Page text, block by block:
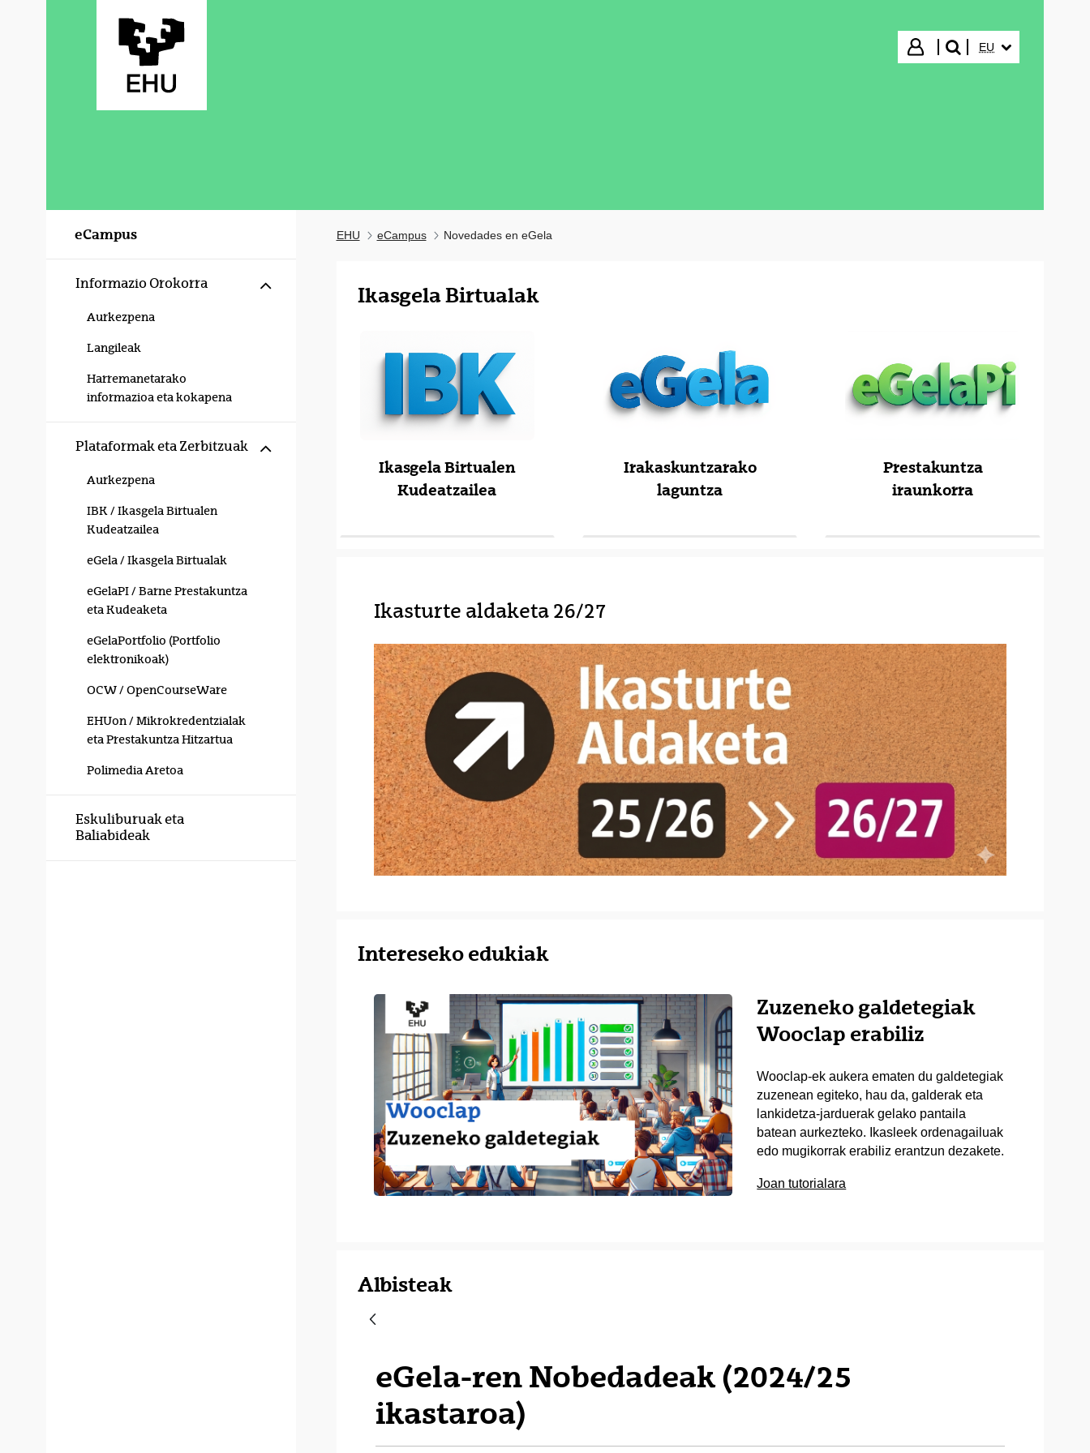
Hasi saioa
bilatu"
EU
eCampus
Informazio Orokorra Erakutsi/izkutatu azpiorriak
Aurkezpena
Langileak
Harremanetarako
informazioa eta kokapena
Plataformak eta Zerbitzuak Erakutsi/izkutatu azpiorriak
Aurkezpena
IBK / Ikasgela Birtualen
Kudeatzailea
eGela / Ikasgela Birtualak
eGelaPI / Barne Prestakuntza
eta Kudeaketa
eGelaPortfolio (Portfolio
elektronikoak)
OCW / OpenCourseWare
EHUon / Mikrokredentzialak
eta Prestakuntza Hitzartua
Polimedia Aretoa
Eskuliburuak eta
Baliabideak
EHU eCampus Novedades en eGela
Ikasgela Birtualak
Ikasgela Birtualen
Kudeatzailea
Irakaskuntzarako
laguntza
Prestakuntza
iraunkorra
Ikasturte aldaketa 26/27
Intereseko edukiak
Zuzeneko galdetegiak
Wooclap erabiliz
Wooclap-ek aukera ematen du galdetegiak
zuzenean egiteko, hau da, galderak eta
lankidetza-jarduerak gelako pantaila
batean aurkezteko. Ikasleek ordenagailuak
edo mugikorrak erabiliz erantzun dezakete.
Joan tutorialara
Albisteak
eGela-ren Nobedadeak (2024/25
ikastaroa)